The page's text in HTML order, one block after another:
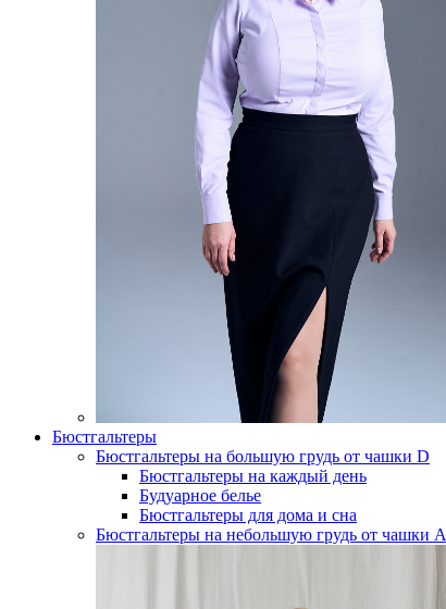
Бюстгальтеры
Бюстгальтеры на большую грудь от чашки D
Бюстгальтеры на каждый день
Будуарное белье
Бюстгальтеры для дома и сна
Бюстгальтеры на небольшую грудь от чашки А